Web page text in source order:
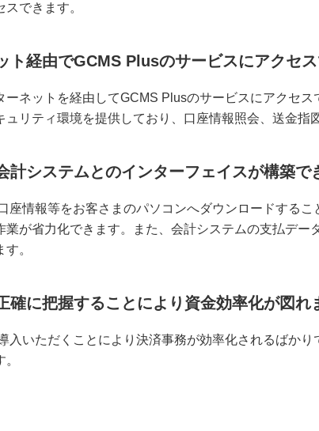
できます。
ト経由でGCMS Plusのサービスにアクセス
ーネットを経由してGCMS Plusのサービスにアクセ
ュリティ環境を提供しており、口座情報照会、送金指
計システムとのインターフェイスが構築で
座情報等をお客さまのパソコンへダウンロードする
業が省力化できます。また、会計システムの支払デ
。
確に把握することにより資金効率化が図れ
入いただくことにより決済事務が効率化されるばか